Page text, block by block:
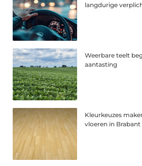
langdurige
Weerbare teelt
aantasting
Kleurkeuzes
vloeren in Brabant